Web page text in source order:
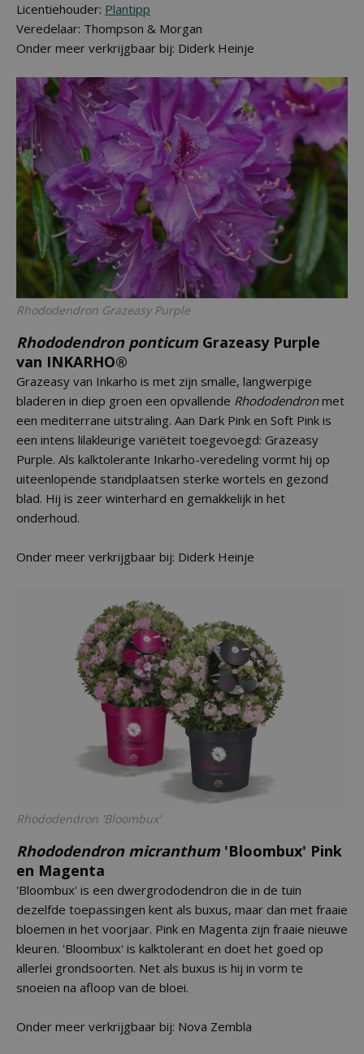
Licentiehouder: Plantipp
Veredelaar: Thompson & Morgan
Onder meer verkrijgbaar bij: Diderk Heinje
Rhododendron Grazeasy Purple
Rhododendron ponticum Grazeasy Purple
van INKARHO®
Grazeasy van Inkarho is met zijn smalle, langwerpige
bladeren in diep groen een opvallende Rhododendronmet
een mediterrane uitstraling. Aan Dark Pink en Soft Pink is
een intens lilakleurige variëteit toegevoegd: Grazeasy
Purple. Als kalktolerante Inkarho-veredeling vormt hij op
uiteenlopende standplaatsen sterke wortels en gezond
blad. Hij is zeer winterhard en gemakkelijk in het
onderhoud.
Onder meer verkrijgbaar bij: Diderk Heinje
Rhododendron 'Bloombux'
Rhododendron micranthum 'Bloombux' Pink
en Magenta
'Bloombux' is een dwergrododendron die in de tuin
dezelfde toepassingen kent als buxus, maar dan met fraaie
bloemen in het voorjaar. Pink en Magenta zijn fraaie nieuwe
kleuren. 'Bloombux' is kalktolerant en doet het goed op
allerlei grondsoorten. Net als buxus is hij in vorm te
snoeien na afloop van de bloei.
Onder meer verkrijgbaar bij: Nova Zembla